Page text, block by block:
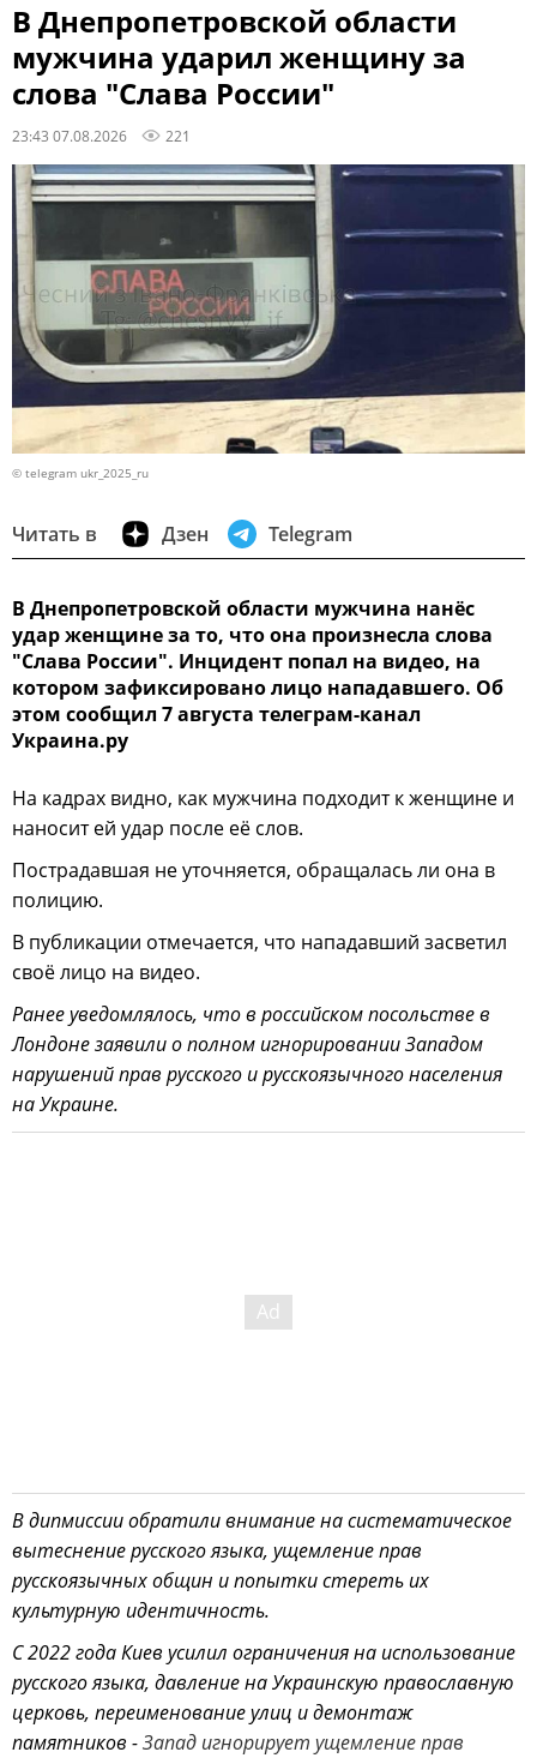
В Днепропетровской области
мужчина ударил женщину за
слова "Слава России"
23:43 07.08.2026 221
© telegram ukr_2025_ru
Читать в Дзен Telegram
В Днепропетровской области мужчина нанёс
удар женщине за то, что она произнесла слова
"Слава России". Инцидент попал на видео, на
котором зафиксировано лицо нападавшего. Об
этом сообщил 7 августа телеграм-канал
Украина.ру
На кадрах видно, как мужчина подходит к женщине и
наносит ей удар после её слов.
Пострадавшая не уточняется, обращалась ли она в
полицию.
В публикации отмечается, что нападавший засветил
своё лицо на видео.
Ранее уведомлялось, что в российском посольстве в
Лондоне заявили о полном игнорировании Западом
нарушений прав русского и русскоязычного населения
на Украине.
В дипмиссии обратили внимание на систематическое
вытеснение русского языка, ущемление прав
русскоязычных общин и попытки стереть их
культурную идентичность.
С 2022 года Киев усилил ограничения на использование
русского языка, давление на Украинскую православную
церковь, переименование улиц и демонтаж
памятников -Запад игнорирует ущемление прав